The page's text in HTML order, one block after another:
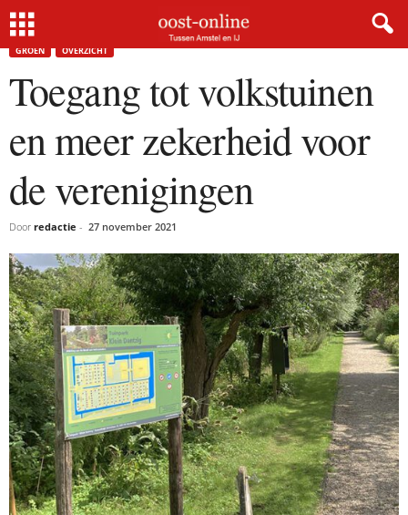
Home Toegang tot volkstuinen en meer zekerheid voor de verenigingen
GROEN OVERZICHT
Toegang tot volkstuinen
en meer zekerheid voor
de verenigingen
Door redactie - 27 november 2021